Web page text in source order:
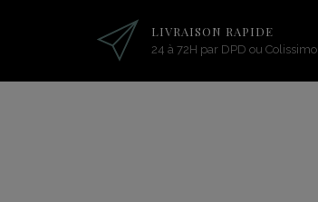
LIVRAISON RAPIDE
24 à 72H par DPD ou Colissimo